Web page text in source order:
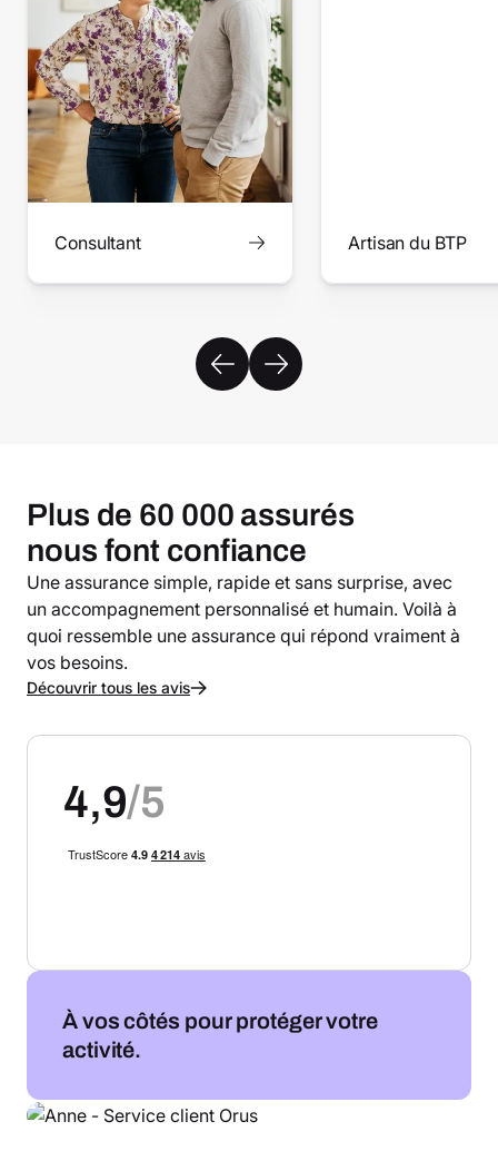
Consultant Artisan du BTP
Plus de 60 000 assurés
nous font confiance
Une assurance simple, rapide et sans surprise, avec
un accompagnement personnalisé et humain. Voilà à
quoi ressemble une assurance qui répond vraiment à
vos besoins.
Découvrir tous les avis
4,9/5
À vos côtés pour protéger votre
activité.